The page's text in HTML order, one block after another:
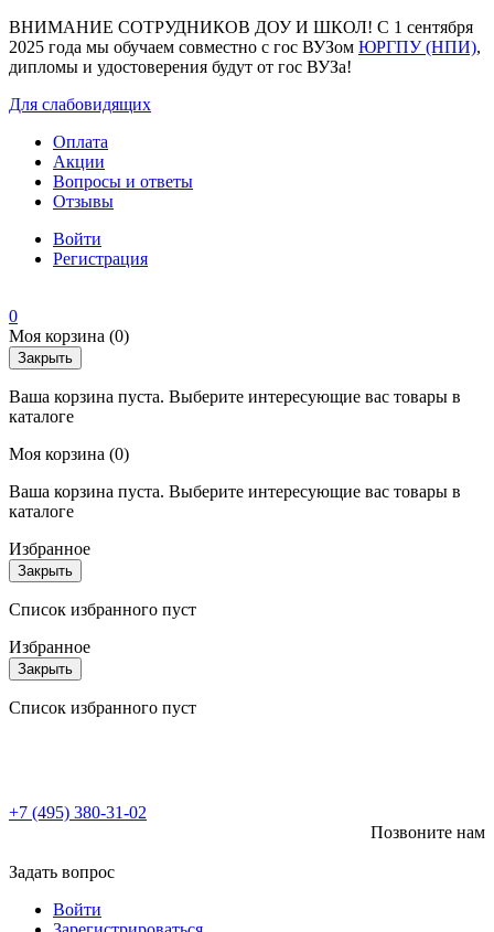
ВНИМАНИЕ СОТРУДНИКОВ ДОУ И ШКОЛ! С 1 сентября
2025 года мы обучаем совместно с гос ВУЗом ЮРГПУ (НПИ),
дипломы и удостоверения будут от гос ВУЗа!
Для слабовидящих
Оплата
Акции
Вопросы и ответы
Отзывы
Войти
Регистрация
0
Моя корзина (0)
Закрыть
Ваша корзина пуста. Выберите интересующие вас товары в
каталоге
Моя корзина (0)
Ваша корзина пуста. Выберите интересующие вас товары в
каталоге
Избранное
Закрыть
Список избранного пуст
Избранное
Закрыть
Список избранного пуст
+7 (495) 380-31-02
Позвоните нам
Задать вопрос
Войти